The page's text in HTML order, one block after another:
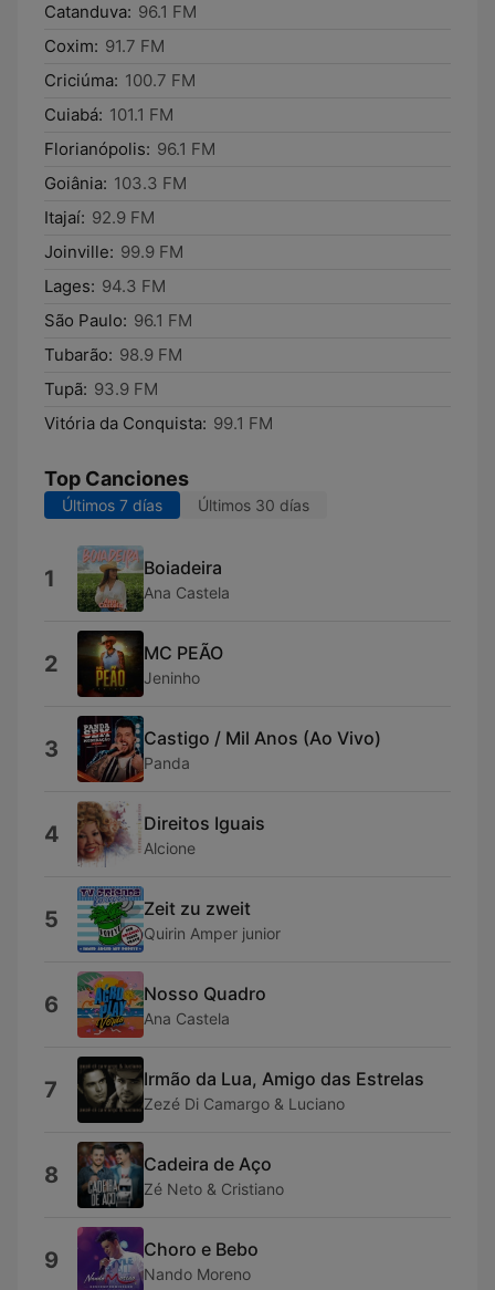
Catanduva: 96.1 FM
Coxim: 91.7 FM
Criciúma: 100.7 FM
Cuiabá: 101.1 FM
Florianópolis: 96.1 FM
Goiânia: 103.3 FM
Itajaí: 92.9 FM
Joinville: 99.9 FM
Lages: 94.3 FM
São Paulo: 96.1 FM
Tubarão: 98.9 FM
Tupã: 93.9 FM
Vitória da Conquista: 99.1 FM
Top Canciones
Últimos 7 días Últimos 30 días
1 Boiadeira
Ana Castela
2 MC PEÃO
Jeninho
3 Castigo / Mil Anos (Ao Vivo)
Panda
4 Direitos Iguais
Alcione
5 Zeit zu zweit
Quirin Amper junior
6 Nosso Quadro
Ana Castela
7 Irmão da Lua, Amigo das Estrelas
Zezé Di Camargo & Luciano
8 Cadeira de Aço
Zé Neto & Cristiano
9 Choro e Bebo
Nando Moreno